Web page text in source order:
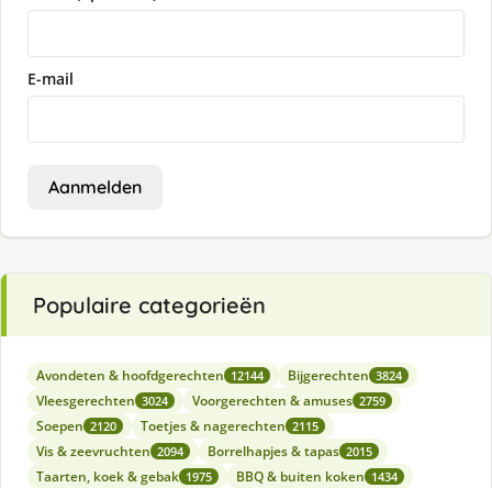
E-mail
Aanmelden
Populaire categorieën
Avondeten & hoofdgerechten 12144 Bijgerechten 3824
Vleesgerechten 3024 Voorgerechten & amuses 2759
Soepen 2120 Toetjes & nagerechten 2115
Vis & zeevruchten 2094 Borrelhapjes & tapas 2015
Taarten, koek & gebak 1975 BBQ & buiten koken 1434